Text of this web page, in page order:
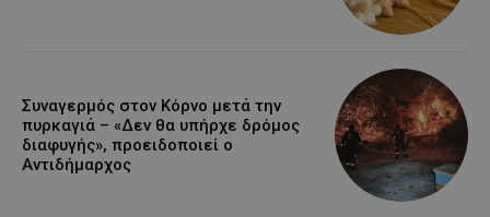
Συναγερμός στον Κόρνο μετά την
πυρκαγιά – «Δεν θα υπήρχε δρόμος
διαφυγής», προειδοποιεί ο
Αντιδήμαρχος